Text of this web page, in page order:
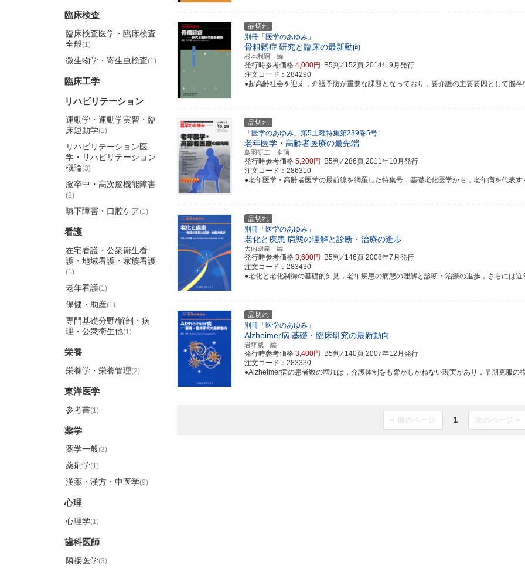
品切れ
別冊「医学のあゆみ」
骨粗鬆症 研究と臨床の最新動向
杉本利嗣 編
発行時参考価格 4,000円 B5判 ⁄ 152頁 2014年9月発行
注文コード：284290
●超高齢社会を迎え，介護予防が重要な課題となっており，要介護の主要要因として脳
品切れ
「医学のあゆみ」第5土曜特集第239巻5号
老年医学・高齢者医療の最先端
鳥羽研二 企画
発行時参考価格 5,200円 B5判 ⁄ 286頁 2011年10月発行
注文コード：286310
●老年医学・高齢者医学の最前線を網羅した特集号．基礎老化医学から，老年病を代表
品切れ
別冊「医学のあゆみ」
老化と疾患 病態の理解と診断・治療の進歩
大内尉義 編
発行時参考価格 3,600円 B5判 ⁄ 146頁 2008年7月発行
注文コード：283430
●老化と老化制御の基礎的知見，老年疾患の病態の理解と診断・治療の進歩，さらには
品切れ
別冊「医学のあゆみ」
Alzheimer病 基礎・臨床研究の最新動向
岩坪威 編
発行時参考価格 3,400円 B5判 ⁄ 140頁 2007年12月発行
注文コード：283330
●Alzheimer病の患者数の増加は，介護体制をも脅かしかねない現実があり，早期克服の
< 前のページ 1 次のページ >
臨床検査
臨床検査医学・臨床検査
全般(1)
微生物学・寄生虫検査(1)
臨床工学
リハビリテーション
運動学・運動学実習・臨
床運動学(1)
リハビリテーション医
学・リハビリテーション
概論(3)
脳卒中・高次脳機能障害
(2)
嚥下障害・口腔ケア(1)
看護
在宅看護・公衆衛生看
護・地域看護・家族看護
(1)
老年看護(1)
保健・助産(1)
専門基礎分野/解剖・病
理・公衆衛生他(1)
栄養
栄養学・栄養管理(2)
東洋医学
参考書(1)
薬学
薬学一般(3)
薬剤学(1)
漢薬・漢方・中医学(9)
心理
心理学(1)
歯科医師
隣接医学(3)